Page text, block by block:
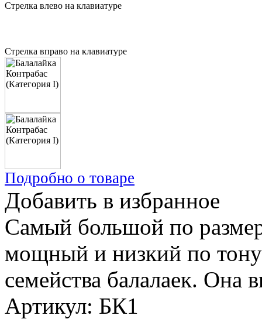
Стрелка влево на клавиатуре
Стрелка вправо на клавиатуре
Подробно о товаре
Добавить в избранное
Самый большой по
мощный и низкий по
семейства балалаек. Она
Артикул: БК1